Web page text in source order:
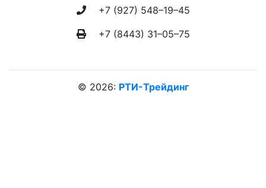
+7 (927) 548–19–45
+7 (8443) 31–05–75
© 2026: РТИ-Трейдинг